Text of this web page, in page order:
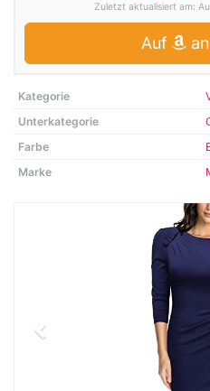
Zuletzt aktualisiert am:
Auf
Kategorie
Unterkategorie
Farbe
Marke